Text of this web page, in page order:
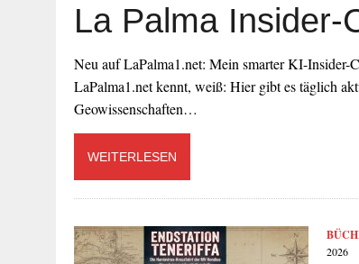
La Palma Insider-
Neu auf LaPalma1.net: Mein smarter KI-Insider-
LaPalma1.net kennt, weiß: Hier gibt es täglich
Geowissenschaften…
WEITERLESEN
2026